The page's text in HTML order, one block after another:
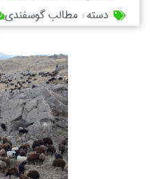
دسته : مطالب گوسفندی